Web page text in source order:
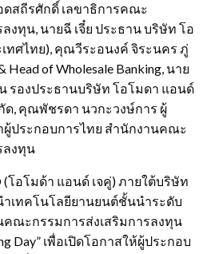
สถีรศักดิ์ เลขาธิการคณะ
งทุน, นายฉี เจี๋ย ประธาน บริษัท โอ
ทศไทย), คุณวีระอนงค์ จิระนคร ภู่
Head of Wholesale Banking, นาย
องประธานบริษัท โอโมดา แอนด์
ด, คุณพัชรดา นวกะวงษ์การ ผู้
ประกอบการไทย สำนักงานคณะ
ลงทุน
(โอโมด้า แอนด์ เจคู่) ภายใต้บริษัท
ำเทคโนโลยียานยนต์ชั้นนำระดับ
ณะกรรมการส่งเสริมการลงทุน
Day” เพื่อเปิดโอกาสให้ผู้ประกอบ